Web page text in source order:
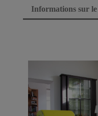
Informations sur